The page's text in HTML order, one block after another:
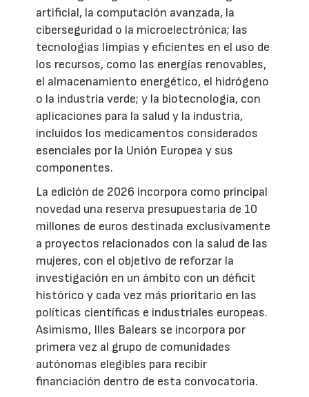
artificial, la computación avanzada, la
ciberseguridad o la microelectrónica; las
tecnologías limpias y eficientes en el uso de
los recursos, como las energías renovables,
el almacenamiento energético, el hidrógeno
o la industria verde; y la biotecnología, con
aplicaciones para la salud y la industria,
incluidos los medicamentos considerados
esenciales por la Unión Europea y sus
componentes.
La edición de 2026 incorpora como principal
novedad una reserva presupuestaria de 10
millones de euros destinada exclusivamente
a proyectos relacionados con la salud de las
mujeres, con el objetivo de reforzar la
investigación en un ámbito con un déficit
histórico y cada vez más prioritario en las
políticas científicas e industriales europeas.
Asimismo, Illes Balears se incorpora por
primera vez al grupo de comunidades
autónomas elegibles para recibir
financiación dentro de esta convocatoria.